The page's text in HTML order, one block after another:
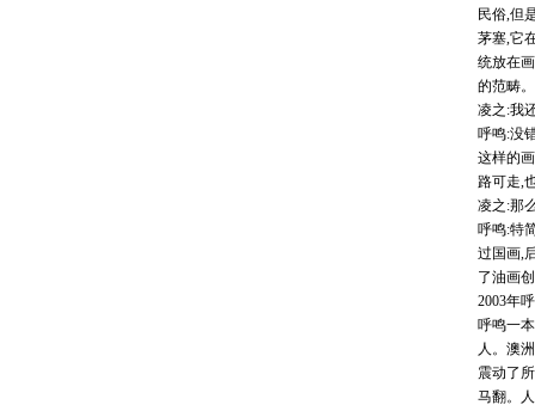
民俗,但
茅塞,它
统放在
的范畴
凌之:我
呼鸣:没
这样的
路可走,
凌之:那
呼鸣:特
过国画,
了油画
2003年
呼鸣一
人。澳
震动了
马翻。